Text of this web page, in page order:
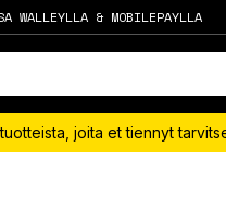
WALLEYLLA & MOBILEPAYLLA
joita et tiennyt